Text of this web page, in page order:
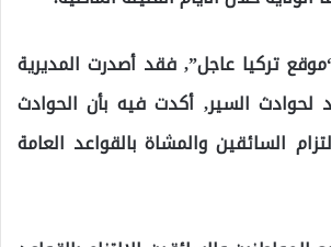
تركيا عاجل”, فقد أصدرت المديرية
لحوادث السير, أكدت فيه بأن الحوادث
السائقين والمشاة بالقواعد العامة